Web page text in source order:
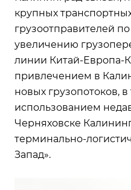
крупных
грузоотправителей
увеличению
линии Китай-Европа-
привлечением в
новых грузопотоков,
использованием
Черняховске
терминально-
Запад».